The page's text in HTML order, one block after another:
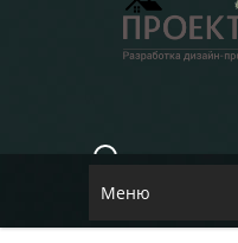
E-MAIL
Меню